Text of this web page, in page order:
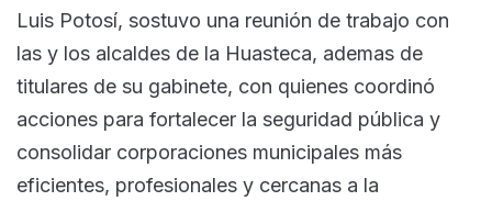
Luis Potosí, sostuvo una reunión de trabajo con
las y los alcaldes de la Huasteca, ademas de
titulares de su gabinete, con quienes coordinó
acciones para fortalecer la seguridad pública y
consolidar corporaciones municipales más
eficientes, profesionales y cercanas a la